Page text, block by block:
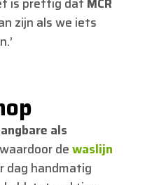
zijn als we iets
als
dewaslijn
dag handmatig